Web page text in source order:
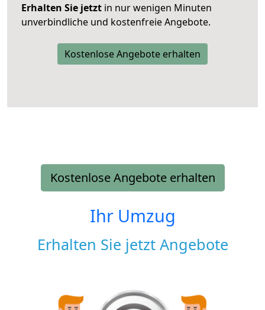
Erhalten Sie jetzt in nur wenigen Minuten
unverbindliche und kostenfreie Angebote.
Kostenlose Angebote erhalten
Kostenlose Angebote erhalten
Ihr Umzug
Erhalten Sie jetzt Angebote